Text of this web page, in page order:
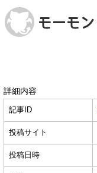
詳細内容
記事ID
投稿サイト
投稿日時